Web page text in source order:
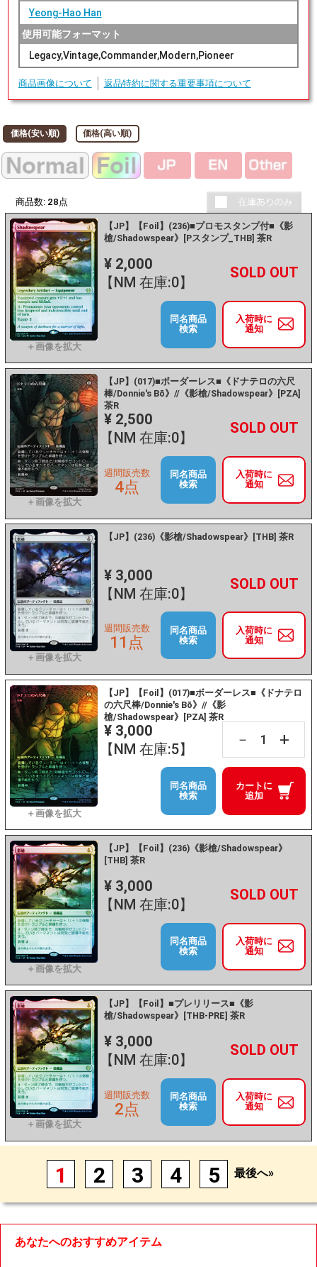
Yeong-Hao Han
使用可能フォーマット
Legacy,Vintage,Commander,Modern,Pioneer
商品画像について 返品特約に関する重要事項について
価格(安い順) 価格(高い順)
商品数: 28 点
【JP】【Foil】(236)■プロモスタンプ付■《影
槍/Shadowspear》[Pスタンプ_THB] 茶R
¥ 2,000
【NM 在庫:0】
－ +
入荷時に
通知
同名商品
検索
【JP】(017)■ボーダーレス■《ドナテロの六尺
棒/Donnie's Bō》//《影槍/Shadowspear》[PZA]
茶R
¥ 2,500
【NM 在庫:0】
－ +
入荷時に
通知
週間販売数
4点
同名商品
検索
【JP】(236)《影槍/Shadowspear》[THB] 茶R
¥ 3,000
【NM 在庫:0】
－ +
入荷時に
通知
週間販売数
11点
同名商品
検索
【JP】【Foil】(017)■ボーダーレス■《ドナテロ
の六尺棒/Donnie's Bō》//《影
槍/Shadowspear》[PZA] 茶R
¥ 3,000
【NM 在庫:5】
－ +
カートに
追加
同名商品
検索
【JP】【Foil】(236)《影槍/Shadowspear》
[THB] 茶R
¥ 3,000
【NM 在庫:0】
－ +
入荷時に
通知
同名商品
検索
【JP】【Foil】■プレリリース■《影
槍/Shadowspear》[THB-PRE] 茶R
¥ 3,000
【NM 在庫:0】
－ +
入荷時に
通知
週間販売数
2点
同名商品
検索
1 2 3 4 5 最後へ»
あなたへのおすすめアイテム